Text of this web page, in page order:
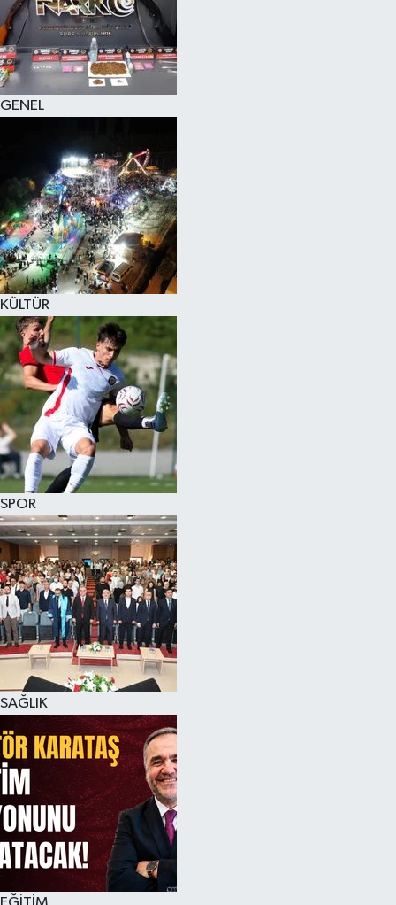
GENEL
KÜLTÜR
SPOR
SAĞLIK
KÜLTÜR SANAT
MAGAZİN
SAĞLIK
SİYASET
SPOR
TEKNOLOJİ
VİZYONDAKİLER
YAŞAM